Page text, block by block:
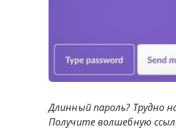
Длинный пароль? Трудно
Получите волшебную